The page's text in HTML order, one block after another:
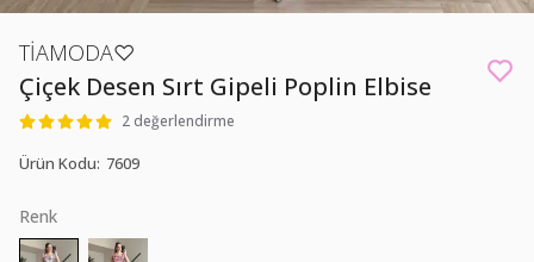
TİAMODA♡
Çiçek Desen Sırt Gipeli Poplin Elbise
2 değerlendirme
Ürün Kodu: 7609
Renk